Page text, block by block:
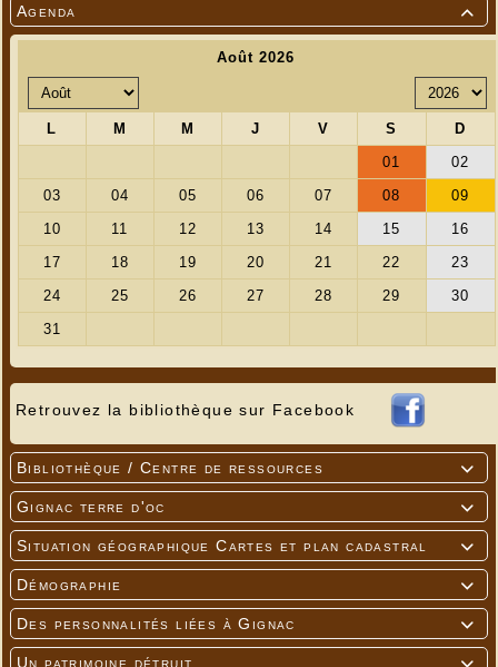

Agenda
Retrouvez la bibliothèque sur Facebook

Bibliothèque / Centre de ressources

Gignac terre d'oc

Situation géographique Cartes et plan cadastral

Démographie

Des personnalités liées à Gignac

Un patrimoine détruit